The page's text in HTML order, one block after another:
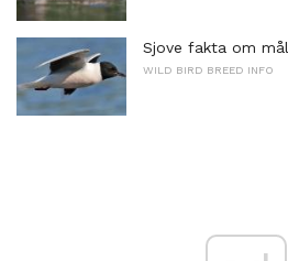
Sjove fakta om
WILD BIRD BREED INFO